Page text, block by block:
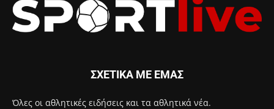
ΣΧΕΤΙΚΑ ΜΕ ΕΜΑΣ
Όλες οι αθλητικές ειδήσεις και τα αθλητικά νέα.